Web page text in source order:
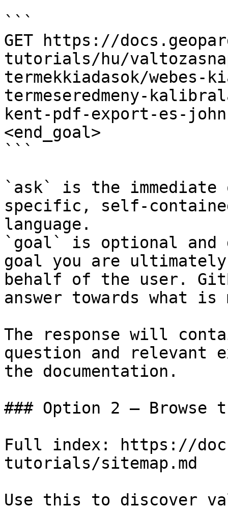
```
GET https://
tutorials/hu/
termekkiadasok/webes-
termeseredmeny-
kent-pdf-export-es-john-
<end_goal>
```
`ask` is the
specific, self-
language.
`goal` is optional and
goal you are
behalf of the user.
answer towards what
The response will
question and relevant
the documentation.
### Option 2 — Browse
Full index: https://
tutorials/sitemap.md
Use this to discover